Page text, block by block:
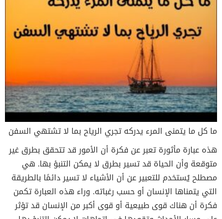
ما كل ما يتمنى المرء يدركه تجري الرياح بما لا تشتهي السفن
هذه عبارة مأثورة تعبر عن فكرة أن الأمور قد تتحقق بطرق غير
متوقعة وأن الحياة قد تسير بطرق لا يمكن التنبؤ بها. هي
مصطلح يُستخدم للتعبير عن أن الأشياء لا تسير دائمًا بالطريقة
التي يتمناها الإنسان أو حسب رغباته. وراء هذه العبارة تكمن
فكرة أن هناك قوى طبيعية أو قوى أكبر من الإنسان قد تؤثر